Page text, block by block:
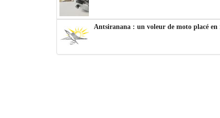
Antsiranana : un voleur de moto placé en